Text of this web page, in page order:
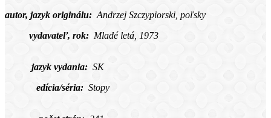
autor, jazyk originálu: Andrzej Szczypiorski, poľsky
vydavateľ, rok: Mladé letá, 1973
jazyk vydania: SK
edícia/séria: Stopy